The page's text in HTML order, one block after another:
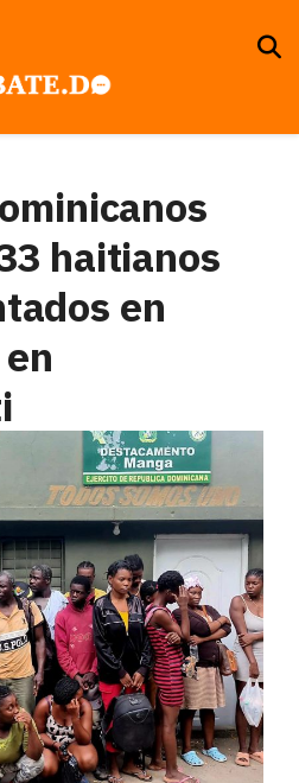
haitianos
en